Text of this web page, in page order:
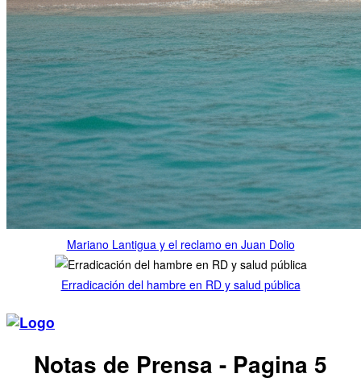
Mariano Lantigua y el reclamo en Juan Dolio
Erradicación del hambre en RD y salud pública
Notas de Prensa - Pagina 5